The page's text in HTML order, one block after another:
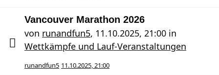
Vancouver Marathon 2026
von runandfun5, 11.10.2025, 21:00 in
Wettkämpfe und Lauf-Veranstaltungen
runandfun5 11.10.2025, 21:00